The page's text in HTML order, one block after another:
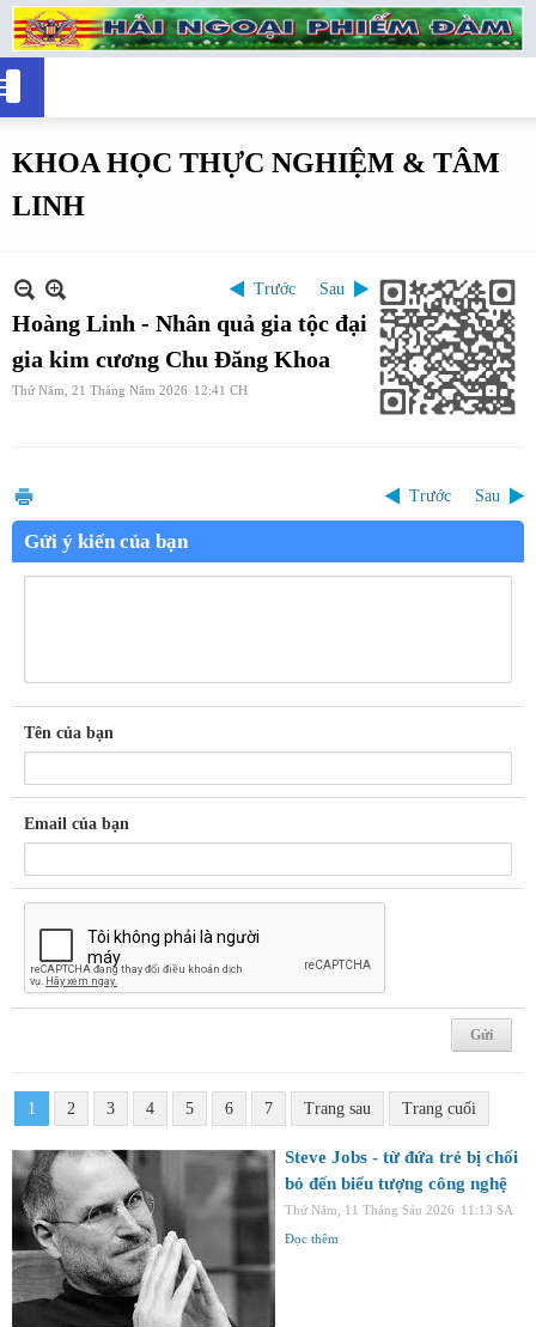
KHOA HỌC THỰC NGHIỆM & TÂM
LINH
Trước Sau
Hoàng Linh - Nhân quả gia tộc đại
gia kim cương Chu Đăng Khoa
Thứ Năm, 21 Tháng Năm 2026 12:41 CH
Trước Sau
Gửi ý kiến của bạn
Tên của bạn
Email của bạn
1 2 3 4 5 6 7 Trang sau Trang cuối
Steve Jobs - từ đứa trẻ bị chối
bỏ đến biểu tượng công nghệ
Thứ Năm, 11 Tháng Sáu 2026 11:13 SA
Đọc thêm